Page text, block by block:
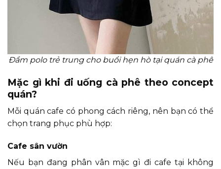
Đầm polo trẻ trung cho buổi hẹn hò tại quán cà phê
Mặc gì khi đi uống cà phê theo concept
quán?
Mỗi quán cafe có phong cách riêng, nên bạn có thể
chọn trang phục phù hợp:
Cafe sân vườn
Nếu bạn đang phân vân mặc gì đi cafe tại không